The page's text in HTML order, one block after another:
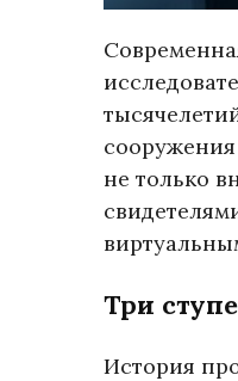
не только
Три
История